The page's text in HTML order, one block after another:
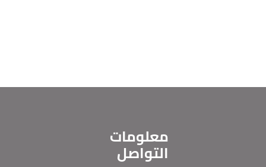
معلومات
التواصل